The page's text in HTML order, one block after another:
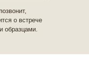
о встрече
образцами.